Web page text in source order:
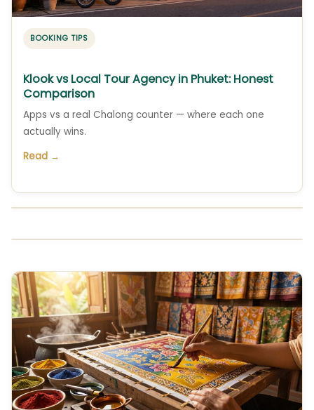
BOOKING TIPS
Klook vs Local Tour Agency in Phuket: Honest
Comparison
Apps vs a real Chalong counter — where each one
actually wins.
Read →